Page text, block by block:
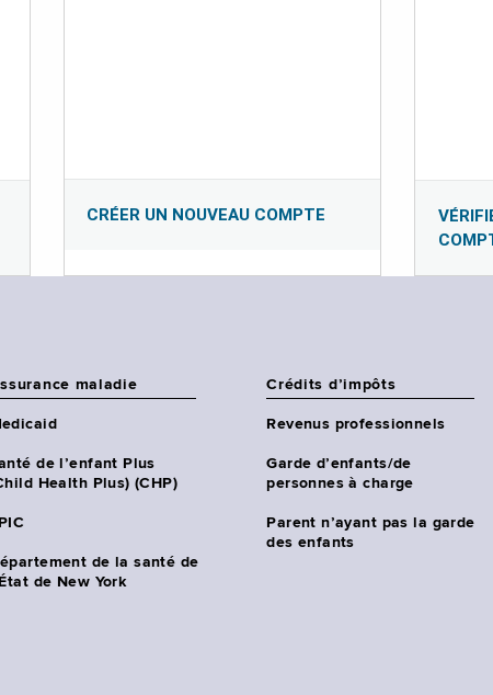
CRÉER UN NOUVEAU COMPTE
maladie
de l’enfant Plus
Health Plus) (CHP)
de la santé de
de New York
Crédits d’impôts
Revenus professionnels
Garde d’enfants/de
personnes à charge
Parent n’ayant pas la garde
des enfants